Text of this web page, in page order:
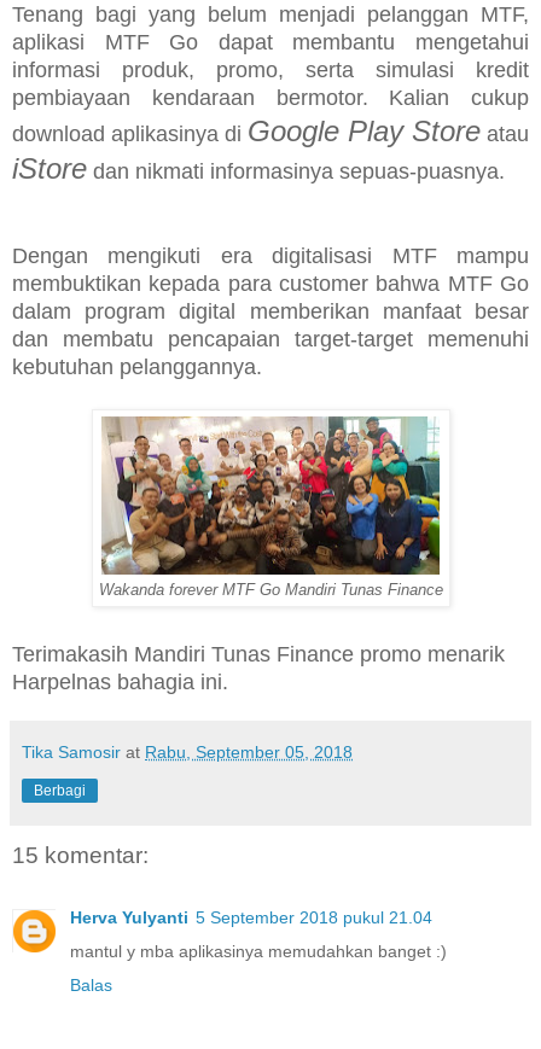
Tenang bagi yang belum menjadi pelanggan MTF,
aplikasi MTF Go dapat membantu mengetahui
informasi produk, promo, serta simulasi kredit
pembiayaan kendaraan bermotor. Kalian cukup
download aplikasinya di Google Play Store atau
iStore dan nikmati informasinya sepuas-puasnya.
Dengan mengikuti era digitalisasi MTF mampu
membuktikan kepada para customer bahwa MTF Go
dalam program digital memberikan manfaat besar
dan membatu pencapaian target-target memenuhi
kebutuhan pelanggannya.
Wakanda forever MTF Go Mandiri Tunas Finance
Terimakasih Mandiri Tunas Finance promo menarik
Harpelnas bahagia ini.
Tika Samosir at Rabu, September 05, 2018
Berbagi
15 komentar:
Herva Yulyanti 5 September 2018 pukul 21.04
mantul y mba aplikasinya memudahkan banget :)
Balas